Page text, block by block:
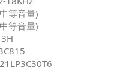
等音量)
等音量)